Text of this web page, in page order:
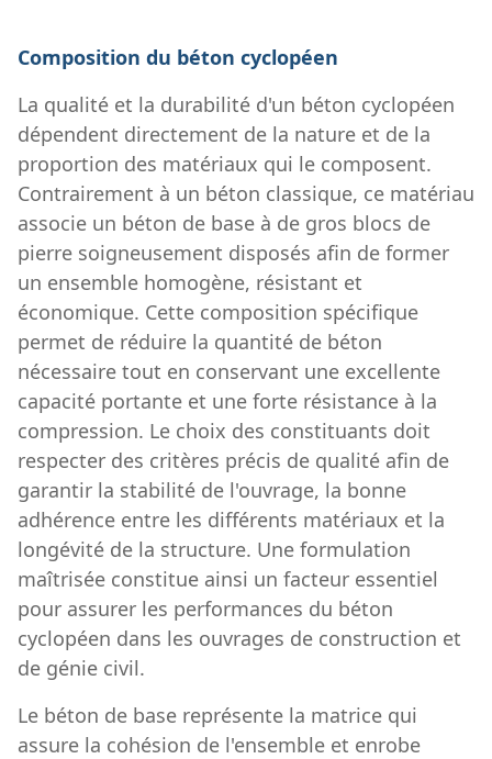
Composition du béton cyclopéen
La qualité et la durabilité d'un béton cyclopéen
dépendent directement de la nature et de la
proportion des matériaux qui le composent.
Contrairement à un béton classique, ce matériau
associe un béton de base à de gros blocs de
pierre soigneusement disposés afin de former
un ensemble homogène, résistant et
économique. Cette composition spécifique
permet de réduire la quantité de béton
nécessaire tout en conservant une excellente
capacité portante et une forte résistance à la
compression. Le choix des constituants doit
respecter des critères précis de qualité afin de
garantir la stabilité de l'ouvrage, la bonne
adhérence entre les différents matériaux et la
longévité de la structure. Une formulation
maîtrisée constitue ainsi un facteur essentiel
pour assurer les performances du béton
cyclopéen dans les ouvrages de construction et
de génie civil.
Le béton de base représente la matrice qui
assure la cohésion de l'ensemble et enrobe